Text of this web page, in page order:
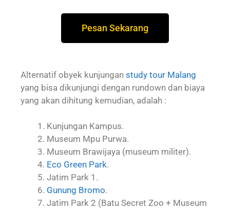
Pesan Sekarang
Alternatif obyek kunjungan study tour Malang
yang bisa dikunjungi dengan rundown dan biaya
yang akan dihitung kemudian, adalah :
Kunjungan Kampus.
Museum Mpu Purwa.
Museum Brawijaya (museum militer).
Eco Green Park.
Jatim Park 1.
Gunung Bromo.
Jatim Park 2 (Batu Secret Zoo + Museum